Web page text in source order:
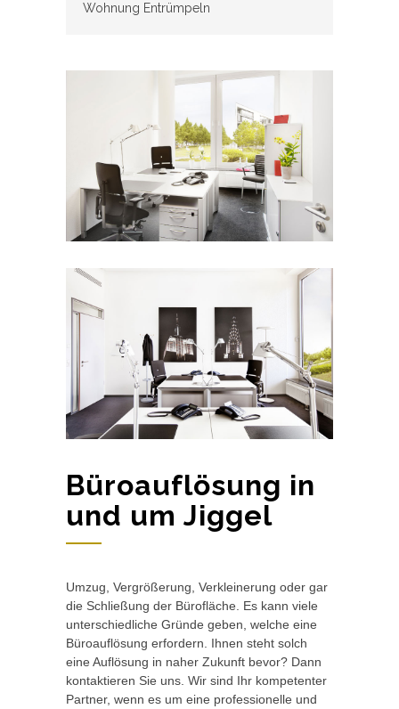
Wohnung Entrümpeln
Büroauflösung in
und um Jiggel
Umzug, Vergrößerung, Verkleinerung oder gar
die Schließung der Bürofläche. Es kann viele
unterschiedliche Gründe geben, welche eine
Büroauflösung erfordern. Ihnen steht solch
eine Auflösung in naher Zukunft bevor? Dann
kontaktieren Sie uns. Wir sind Ihr kompetenter
Partner, wenn es um eine professionelle und